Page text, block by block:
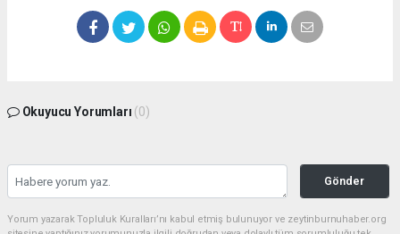
Okuyucu Yorumları (0)
Gönder
Yorum yazarak Topluluk Kuralları’nı kabul etmiş bulunuyor ve zeytinburnuhaber.org